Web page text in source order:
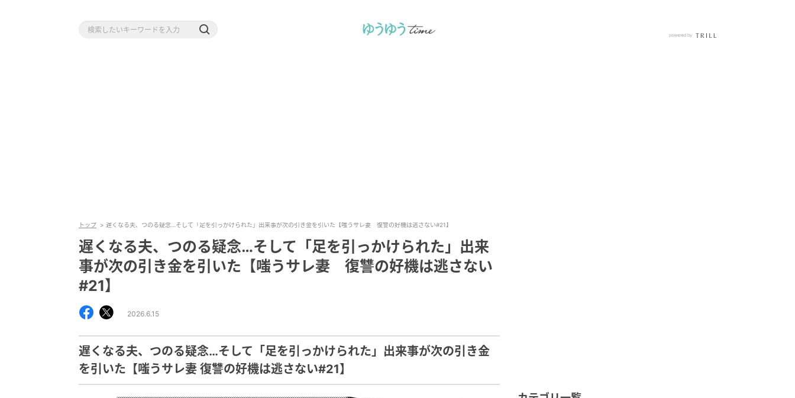
トップ 遅くなる夫、つのる疑念…そして「足を引っかけられた」出来事が次の引き金を引いた【嗤うサレ妻 復讐の好機は逃さない#21】
遅くなる夫、つのる疑念…そして「足を引っかけられた」出来
事が次の引き金を引いた【嗤うサレ妻 復讐の好機は逃さない
#21】
2026.6.15
遅くなる夫、つのる疑念…そして「足を引っかけられた」出来事が次の引き金
を引いた【嗤うサレ妻 復讐の好機は逃さない#21】